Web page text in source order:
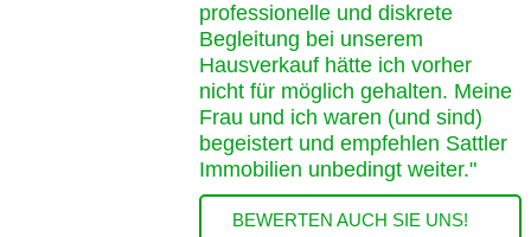
professionelle und diskrete
Begleitung bei unserem
Hausverkauf hätte ich vorher
nicht für möglich gehalten. Meine
Frau und ich waren (und sind)
begeistert und empfehlen Sattler
Immobilien unbedingt weiter."
BEWERTEN AUCH SIE UNS!